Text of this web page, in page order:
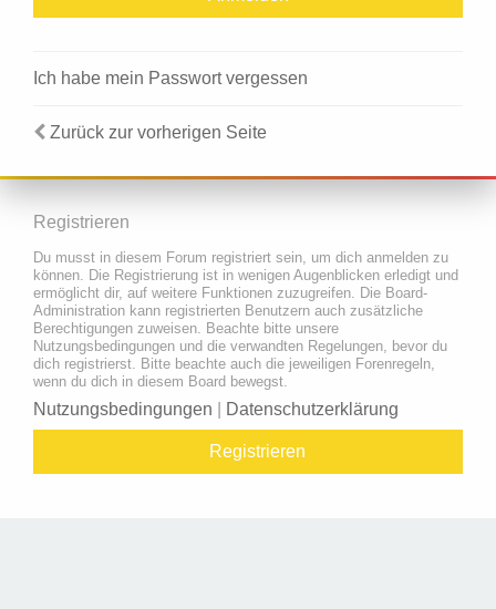
Ich habe mein Passwort vergessen
Zurück zur vorherigen Seite
Registrieren
Du musst in diesem Forum registriert sein, um dich anmelden zu
können. Die Registrierung ist in wenigen Augenblicken erledigt und
ermöglicht dir, auf weitere Funktionen zuzugreifen. Die Board-
Administration kann registrierten Benutzern auch zusätzliche
Berechtigungen zuweisen. Beachte bitte unsere
Nutzungsbedingungen und die verwandten Regelungen, bevor du
dich registrierst. Bitte beachte auch die jeweiligen Forenregeln,
wenn du dich in diesem Board bewegst.
Nutzungsbedingungen Datenschutzerklärung
Registrieren